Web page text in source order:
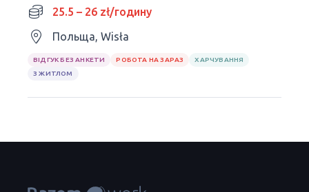
25.5 – 26 zł/годину
Польща, Wisła
ВІДГУК БЕЗ АНКЕТИ РОБОТА НА ЗАРАЗ
ХАРЧУВАННЯ
З ЖИТЛОМ